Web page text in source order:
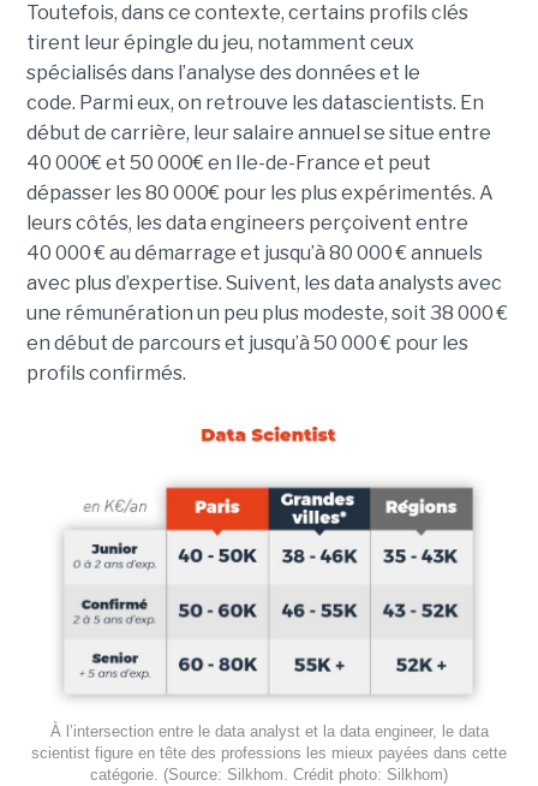
Toutefois, dans ce contexte, certains profils clés
tirent leur épingle du jeu, notamment ceux
spécialisés dans l’analyse des données et le
code. Parmi eux, on retrouve les datascientists. En
début de carrière, leur salaire annuel se situe entre
40 000€ et 50 000€ en Ile-de-France et peut
dépasser les 80 000€ pour les plus expérimentés. A
leurs côtés, les data engineers perçoivent entre
40 000 € au démarrage et jusqu’à 80 000 € annuels
avec plus d’expertise. Suivent, les data analysts avec
une rémunération un peu plus modeste, soit 38 000 €
en début de parcours et jusqu’à 50 000 € pour les
profils confirmés.
À l’intersection entre le data analyst et la data engineer, le data
scientist figure en tête des professions les mieux payées dans cette
catégorie. (Source: Silkhom. Crédit photo: Silkhom)